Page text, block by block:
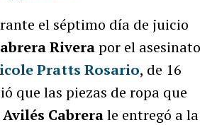
el séptimo día de juicio
Riverapor el asesinato
Pratts Rosario, de 16
que las piezas de ropa que
Cabrerale entregó a la